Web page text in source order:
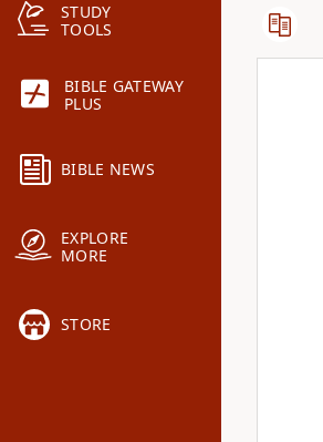
STUDY
TOOLS
BIBLE GATEWAY
PLUS
BIBLE NEWS
EXPLORE
MORE
STORE